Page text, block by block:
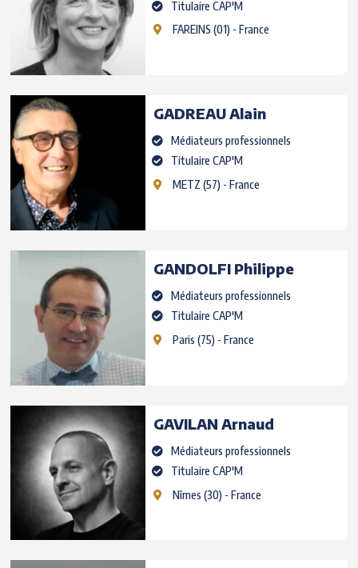
Titulaire CAP'M
FAREINS (01) - France
GADREAUAlain
Médiateurs professionnels
Titulaire CAP'M
METZ (57) - France
GANDOLFI Philippe
Médiateurs professionnels
Titulaire CAP'M
Paris (75) - France
GAVILAN Arnaud
Médiateurs professionnels
Titulaire CAP'M
Nîmes (30) - France